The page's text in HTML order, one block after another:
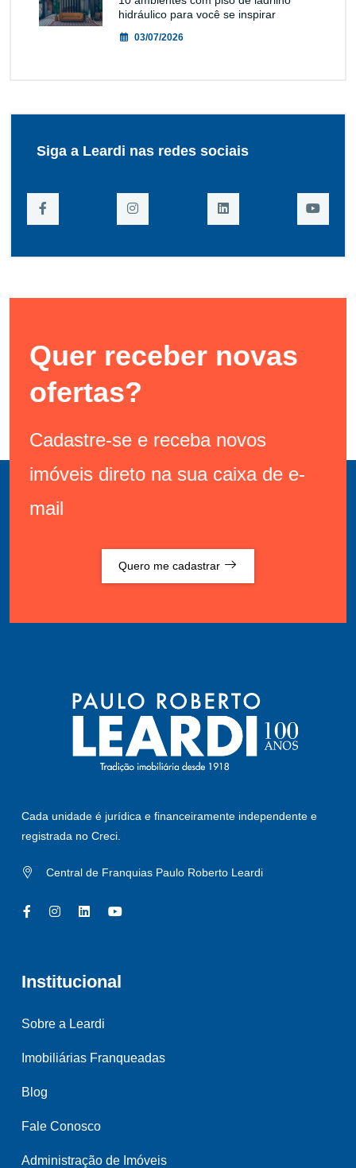
hidráulico para você se inspirar
03/07/2026
Siga a Leardi nas redes sociais
Quer receber novas
ofertas?
Cadastre-se e receba novos
imóveis direto na sua caixa de e-
mail
Quero me cadastrar
Cada unidade é jurídica e financeiramente independente e
registrada no Creci.
Central de Franquias Paulo Roberto Leardi
Institucional
Sobre a Leardi
Imobiliárias Franqueadas
Blog
Fale Conosco
Administração de Imóveis